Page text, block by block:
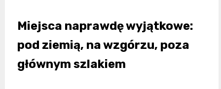
Miejsca naprawdę wyjątkowe:
pod ziemią, na wzgórzu, poza
głównym szlakiem